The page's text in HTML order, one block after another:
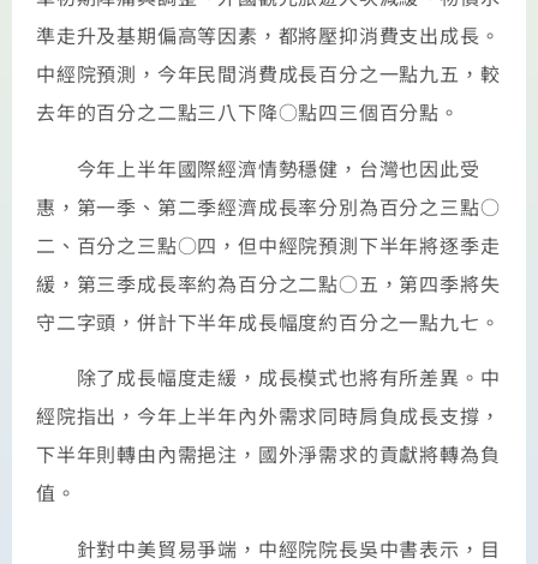
準走升及基期偏高等因素，都將壓抑消費支出成長。
中經院預測，今年民間消費成長百分之一點九五，較
去年的百分之二點三八下降○點四三個百分點。
今年上半年國際經濟情勢穩健，台灣也因此受
惠，第一季、第二季經濟成長率分別為百分之三點○
二、百分之三點○四，但中經院預測下半年將逐季走
緩，第三季成長率約為百分之二點○五，第四季將失
守二字頭，併計下半年成長幅度約百分之一點九七。
除了成長幅度走緩，成長模式也將有所差異。中
經院指出，今年上半年內外需求同時肩負成長支撐，
下半年則轉由內需挹注，國外淨需求的貢獻將轉為負
值。
針對中美貿易爭端，中經院院長吳中書表示，目